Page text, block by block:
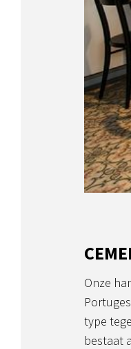
Onze
type
bestaat